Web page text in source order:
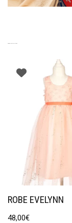
ROBE EVELYNN
48,00€